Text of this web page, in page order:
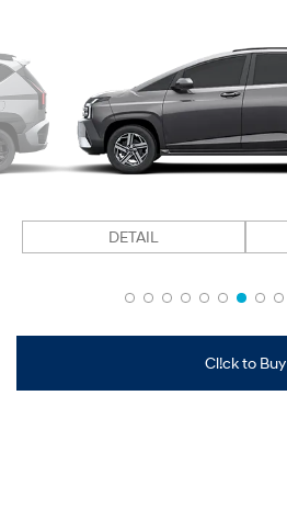
DETAIL
Cl!ck to Buy